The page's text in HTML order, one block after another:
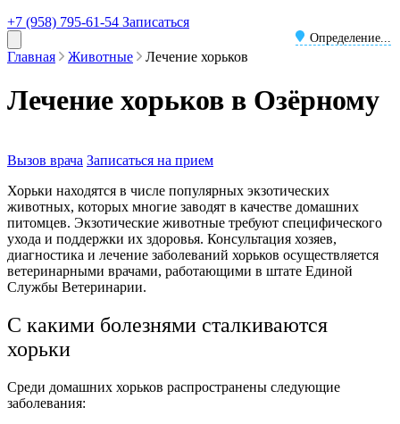
+7 (958) 795-61-54
Определение...
Записаться
Главная Животные Лечение хорьков
Лечение хорьков в Озёрному
Вызов врача Записаться на прием
Хорьки находятся в числе популярных экзотических
животных, которых многие заводят в качестве домашних
питомцев. Экзотические животные требуют специфического
ухода и поддержки их здоровья. Консультация хозяев,
диагностика и лечение заболеваний хорьков осуществляется
ветеринарными врачами, работающими в штате Единой
Службы Ветеринарии.
С какими болезнями сталкиваются
хорьки
Среди домашних хорьков распространены следующие
заболевания: